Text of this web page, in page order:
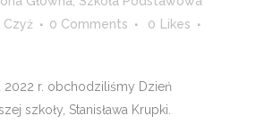
Czyż 0 Comments 0 Likes
2022 r. obchodziliśmy Dzień
szkoły, Stanisława Krupki.